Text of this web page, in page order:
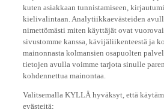
kuten asiakkaan tunnistamiseen,
kielivalintaan. Analytiikkaevästeiden
nimettömästi miten käyttäjät ovat
sivustomme kanssa, kävijäliikenteestä ja
mainonnasta kolmansien osapuolten
tietojen avulla voimme tarjota sinulle
kohdennettua mainontaa.
Valitsemalla KYLLÄ hyväksyt, että
evästeitä: